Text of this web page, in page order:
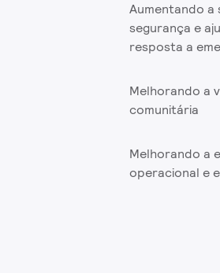
Aumentando a
segurança e
resposta a
Melhorando a
comunitária
Melhorando a
operacional e